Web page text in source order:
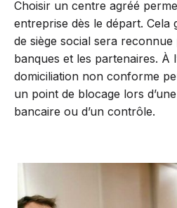
Choisir un centre agréé
entreprise dès le départ. Cela
de siège social sera reconnue
banques et les partenaires. À
domiciliation non conforme
un point de blocage lors
bancaire ou d’un contrôle.